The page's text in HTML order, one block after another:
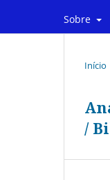
Sobre
Início
/